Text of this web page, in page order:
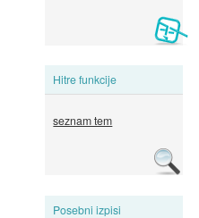
Hitre funkcije
seznam tem
Posebni izpisi